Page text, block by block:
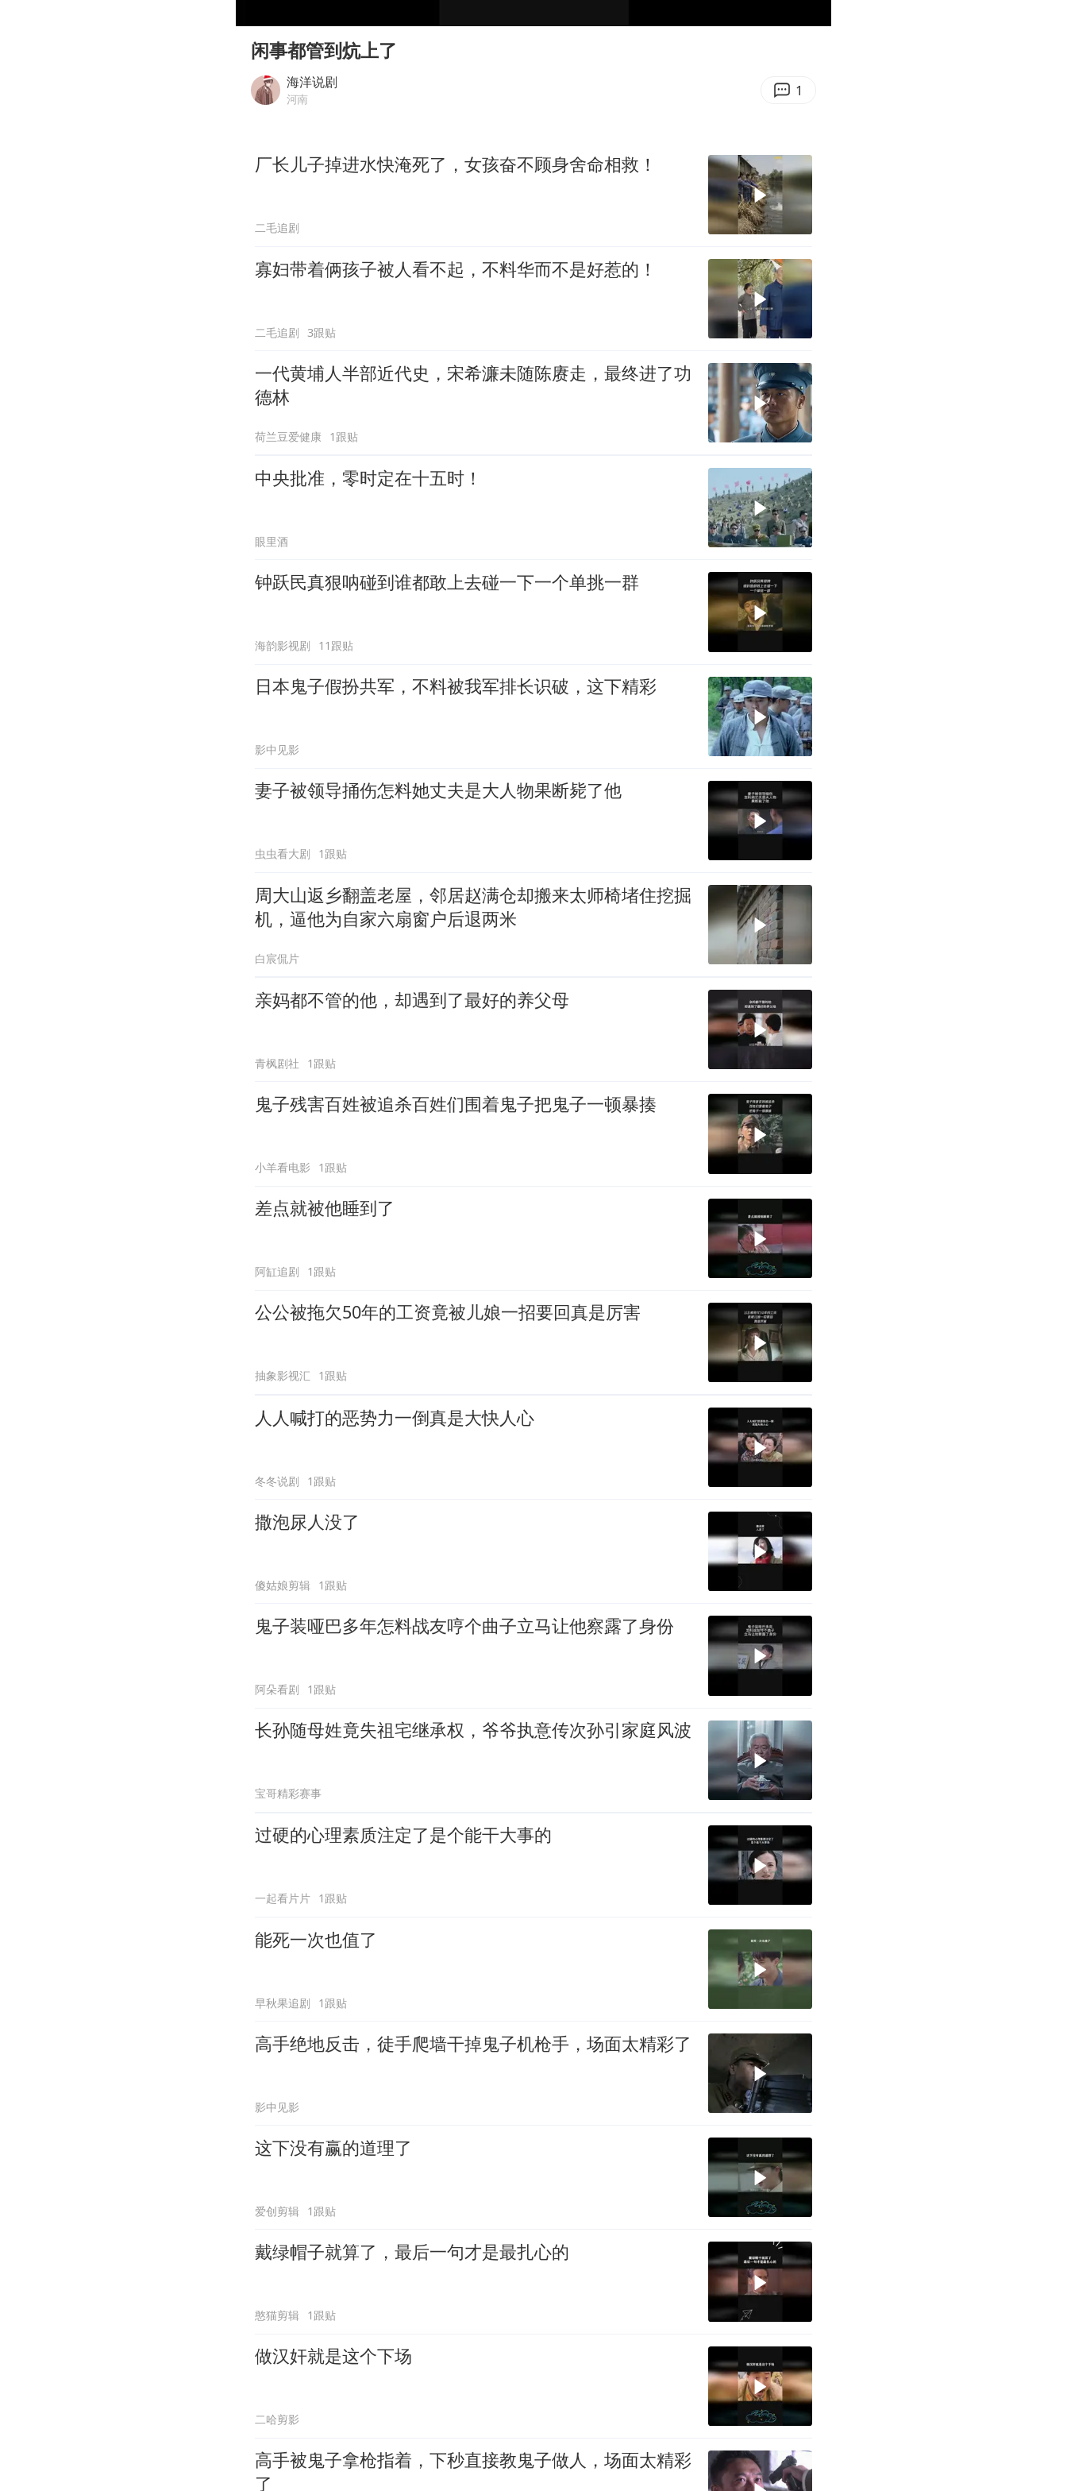
41岁女子为鼓励女儿考上985研究生
弹药库存告急 美军补货难
乘客脱鞋散发异味 司机提醒反被怼
闲事都管到炕上了
海洋说剧
河南 1
厂长儿子掉进水快淹死了，女孩奋不顾身舍命相救！
二毛追剧
寡妇带着俩孩子被人看不起，不料华而不是好惹的！
二毛追剧 3跟贴
一代黄埔人半部近代史，宋希濂未随陈赓走，最终进了功
德林
荷兰豆爱健康 1跟贴
中央批准，零时定在十五时！
眼里酒
钟跃民真狠呐碰到谁都敢上去碰一下一个单挑一群
海韵影视剧 11跟贴
日本鬼子假扮共军，不料被我军排长识破，这下精彩
影中见影
妻子被领导捅伤怎料她丈夫是大人物果断毙了他
虫虫看大剧 1跟贴
周大山返乡翻盖老屋，邻居赵满仓却搬来太师椅堵住挖掘
机，逼他为自家六扇窗户后退两米
白宸侃片
亲妈都不管的他，却遇到了最好的养父母
青枫剧社 1跟贴
鬼子残害百姓被追杀百姓们围着鬼子把鬼子一顿暴揍
小羊看电影 1跟贴
差点就被他睡到了
阿缸追剧 1跟贴
公公被拖欠50年的工资竟被儿娘一招要回真是厉害
抽象影视汇 1跟贴
人人喊打的恶势力一倒真是大快人心
冬冬说剧 1跟贴
撒泡尿人没了
傻姑娘剪辑 1跟贴
鬼子装哑巴多年怎料战友哼个曲子立马让他察露了身份
阿朵看剧 1跟贴
长孙随母姓竟失祖宅继承权，爷爷执意传次孙引家庭风波
宝哥精彩赛事
过硬的心理素质注定了是个能干大事的
一起看片片 1跟贴
能死一次也值了
早秋果追剧 1跟贴
高手绝地反击，徒手爬墙干掉鬼子机枪手，场面太精彩了
影中见影
这下没有赢的道理了
爱创剪辑 1跟贴
戴绿帽子就算了，最后一句才是最扎心的
憨猫剪辑 1跟贴
做汉奸就是这个下场
二哈剪影
高手被鬼子拿枪指着，下秒直接教鬼子做人，场面太精彩
了